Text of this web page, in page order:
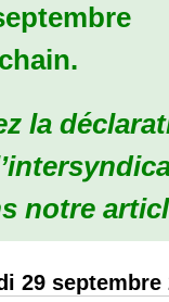
la
notre
29 septembre